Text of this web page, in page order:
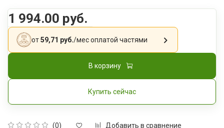
(0) Добавить в сравнение
1 994.00 руб.
от59,71 руб./месоплатой частями
В корзину
Купить сейчас